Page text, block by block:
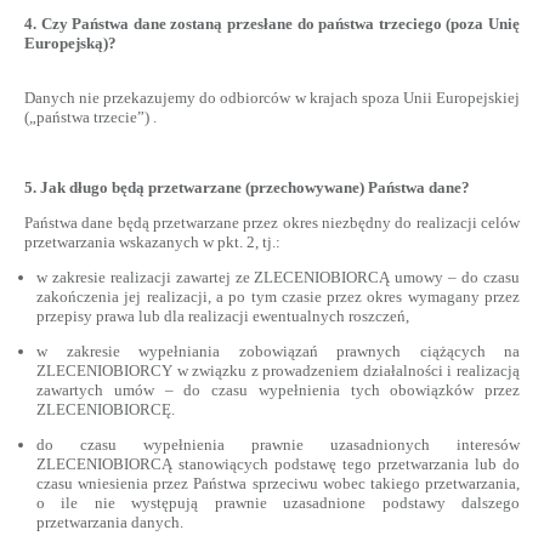
4. Czy Państwa dane zostaną przesłane do państwa trzeciego (poza Unię
Europejską)?
Danych nie przekazujemy do odbiorców w krajach spoza Unii Europejskiej
(„państwa trzecie”) .
5. Jak długo będą przetwarzane (przechowywane) Państwa dane?
Państwa dane będą przetwarzane przez okres niezbędny do realizacji celów
przetwarzania wskazanych w pkt. 2, tj.:
w zakresie realizacji zawartej ze ZLECENIOBIORCĄ umowy – do czasu
zakończenia jej realizacji, a po tym czasie przez okres wymagany przez
przepisy prawa lub dla realizacji ewentualnych roszczeń,
w zakresie wypełniania zobowiązań prawnych ciążących na
ZLECENIOBIORCY w związku z prowadzeniem działalności i realizacją
zawartych umów – do czasu wypełnienia tych obowiązków przez
ZLECENIOBIORCĘ.
do czasu wypełnienia prawnie uzasadnionych interesów
ZLECENIOBIORCĄ stanowiących podstawę tego przetwarzania lub do
czasu wniesienia przez Państwa sprzeciwu wobec takiego przetwarzania,
o ile nie występują prawnie uzasadnione podstawy dalszego
przetwarzania danych.